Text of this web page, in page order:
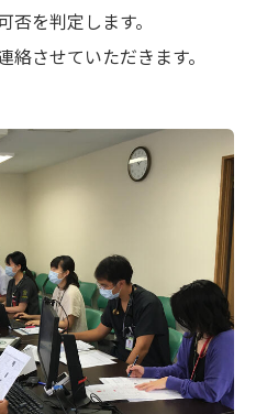
を判定します。
させていただきます。